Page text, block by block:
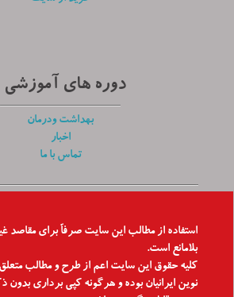
دوره های آموزشی
بهداشت ودرمان
اخبار
تماس با ما
استفاده از مطالب این سایت صرفاّ برای مقاصد
بلامانع است.
کلیه حقوق این سایت اعم از طرح و مطالب
نوین ایرانیان بوده و هرگونه کپی برداری بدون